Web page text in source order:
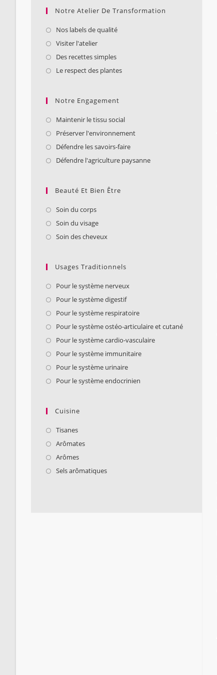
Notre Atelier De Transformation
Nos labels de qualité
Visiter l'atelier
Des recettes simples
Le respect des plantes
Notre Engagement
Maintenir le tissu social
Préserver l'environnement
Défendre les savoirs-faire
Défendre l'agriculture paysanne
Beauté Et Bien Être
Soin du corps
Soin du visage
Soin des cheveux
Usages Traditionnels
Pour le système nerveux
Pour le système digestif
Pour le système respiratoire
Pour le système ostéo-articulaire et cutané
Pour le système cardio-vasculaire
Pour le système immunitaire
Pour le système urinaire
Pour le système endocrinien
Cuisine
Tisanes
Arômates
Arômes
Sels arômatiques